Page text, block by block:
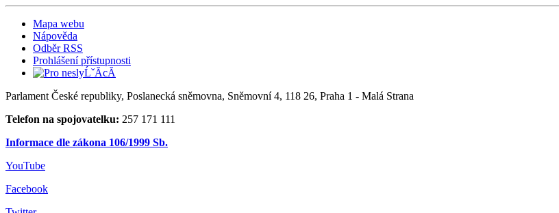
Mapa webu
Nápověda
Odběr RSS
Prohlášení přístupnosti
Parlament České republiky, Poslanecká sněmovna, Sněmovní 4, 118 26, Praha 1 - Malá Strana
Telefon na spojovatelku: 257 171 111
Informace dle zákona 106/1999 Sb.
YouTube
Facebook